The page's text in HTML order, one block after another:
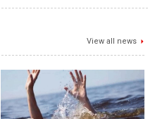
View all news